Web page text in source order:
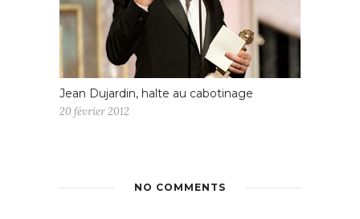
Jean Dujardin, halte au cabotinage
20 février 2012
NO COMMENTS